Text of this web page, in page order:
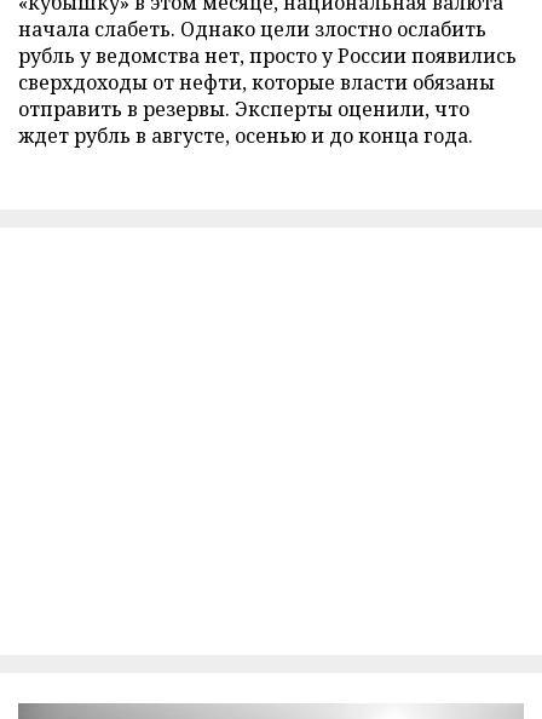
начала слабеть. Однако цели злостно ослабить
рубль у ведомства нет, просто у России появились
сверхдоходы от нефти, которые власти обязаны
отправить в резервы. Эксперты оценили, что
ждет рубль в августе, осенью и до конца года.